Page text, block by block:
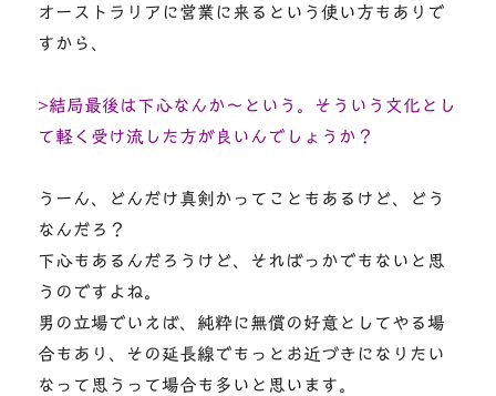
オーストラリアに営業に来るという使い方もありで
すから、
>結局最後は下心なんか～という。そういう文化とし
て軽く受け流した方が良いんでしょうか？
うーん、どんだけ真剣かってこともあるけど、どう
なんだろ？
下心もあるんだろうけど、そればっかでもないと思
うのですよね。
男の立場でいえば、純粋に無償の好意としてやる場
合もあり、その延長線でもっとお近づきになりたい
なって思うって場合も多いと思います。